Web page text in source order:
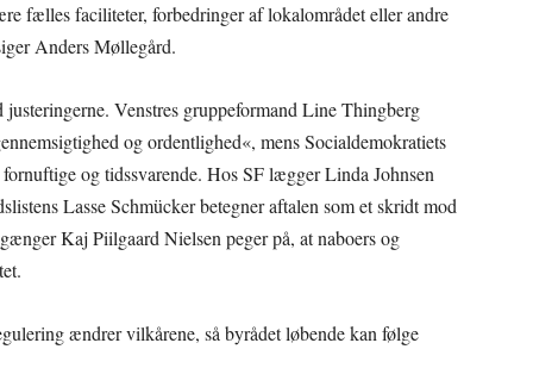
fælles faciliteter, forbedringer af lokalområdet eller andre
Anders Møllegård.
Venstres gruppeformand Line Thingberg
og ordentlighed«, mens Socialdemokratiets
og tidssvarende. Hos SF lægger Linda Johnsen
Lasse Schmücker betegner aftalen som et skridt mod
Kaj Piilgaard Nielsen peger på, at naboers og
ændrer vilkårene, så byrådet løbende kan følge